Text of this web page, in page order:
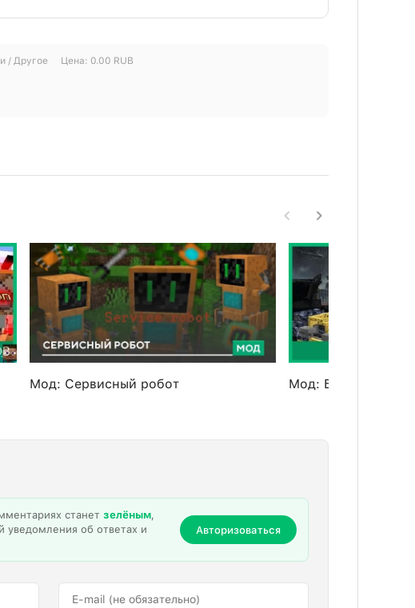
/ Другое Цена: 0.00 RUB
Мод: Сервисный робот Мод: Боевые роботы
станет зелёным,
уведомления об ответах и
Авторизоваться